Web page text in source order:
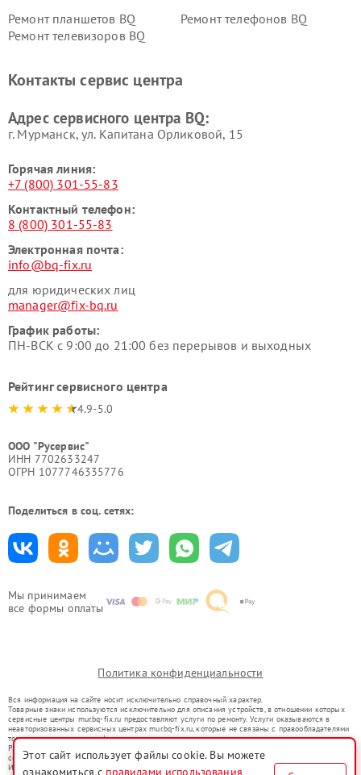
Мы принимаем
все формы оплаты
Ремонт планшетов BQ
Ремонт телефонов BQ
Ремонт телевизоров BQ
Контакты сервис центра
Адрес сервисного центра BQ:
г. Мурманск, ул. Капитана Орликовой, 15
Горячая линия:
+7 (800) 301-55-83
Контактный телефон:
8 (800) 301-55-83
Электронная почта:
info@bq-fix.ru
для юридических лиц
manager@fix-bq.ru
График работы:
ПН-ВСК с 9:00 до 21:00 без перерывов и выходных
Рейтинг сервисного центра
4.9-5.0
ООО "Русервис"
ИНН 7702633247
ОГРН 1077746335776
Поделиться в соц. сетях:
Политика конфиденциальности
Вся информация на сайте носит исключительно справочный характер.
Товарные знаки используются исключительно для описания устройств, в отношении которых
сервисные центры mur.bq-fix.ru предоставляют услуги по ремонту. Услуги оказываются в
неавторизованных сервисных центрах mur.bq-fix.ru, которые не связаны с правообладателями
товарных знаков или их официальными представителями.
Ремонт осуществляется для устройств, уже введенных в гражданский оборот в соответствии
со статьей 1487 ГК РФ.
Использование товарных знаков не преследует цели индивидуализации услуг или введения
Этот сайт использует файлы cookie. Вы можете
ознакомиться с правилами использования